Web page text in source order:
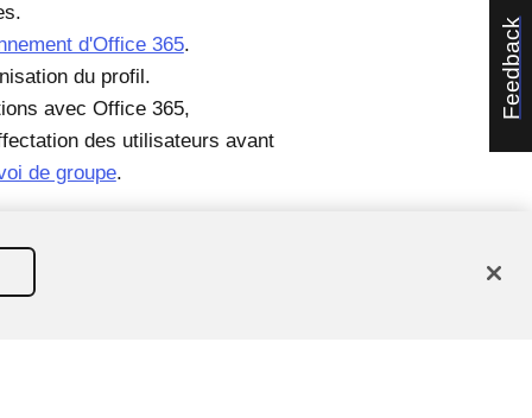
Feedback
d'Office 365.
du profil.
avec Office 365,
des utilisateurs avant
de groupe.